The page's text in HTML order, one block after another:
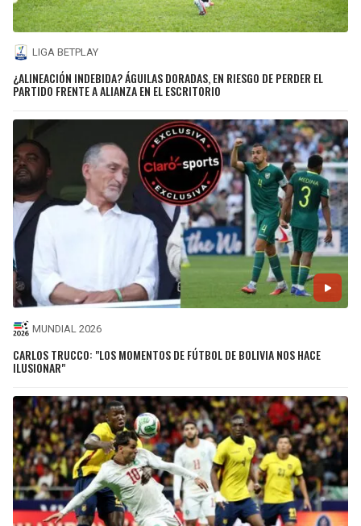
LIGA BETPLAY
¿ALINEACIÓN INDEBIDA? ÁGUILAS DORADAS, EN RIESGO DE PERDER EL
PARTIDO FRENTE A ALIANZA EN EL ESCRITORIO
MUNDIAL 2026
CARLOS TRUCCO: "LOS MOMENTOS DE FÚTBOL DE BOLIVIA NOS HACE
ILUSIONAR"